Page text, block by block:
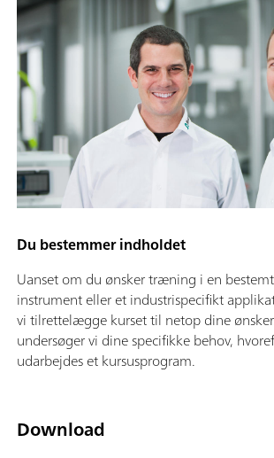
Du bestemmer indholdet
Uanset om du ønsker træning i en
instrument eller et industrispecifikt
vi tilrettelægge kurset til netop dine
undersøger vi dine specifikke behov,
udarbejdes et kursusprogram.
Download